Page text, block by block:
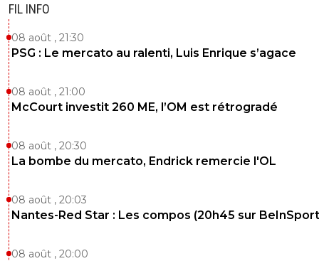
FIL INFO
08 août , 21:30
PSG : Le mercato au ralenti, Luis Enrique s’agace
08 août , 21:00
McCourt investit 260 ME, l’OM est rétrogradé
08 août , 20:30
La bombe du mercato, Endrick remercie l'OL
08 août , 20:03
Nantes-Red Star : Les compos (20h45 sur
08 août , 20:00